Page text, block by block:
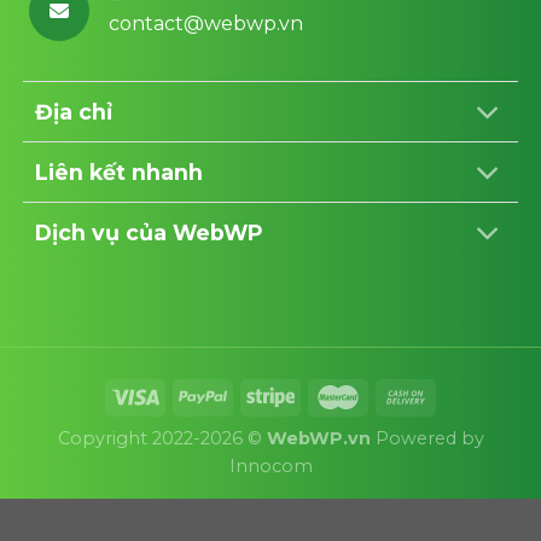
contact@webwp.vn
Địa chỉ
Liên kết nhanh
Dịch vụ của WebWP
Copyright 2022-2026 © WebWP.vn Powered by
Innocom